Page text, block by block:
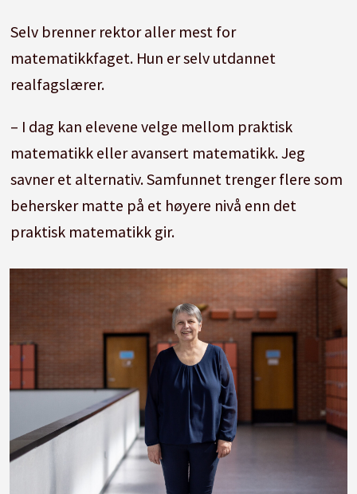
Selv brenner rektor aller mest for
matematikkfaget. Hun er selv utdannet
realfagslærer.
– I dag kan elevene velge mellom praktisk
matematikk eller avansert matematikk. Jeg
savner et alternativ. Samfunnet trenger flere som
behersker matte på et høyere nivå enn det
praktisk matematikk gir.